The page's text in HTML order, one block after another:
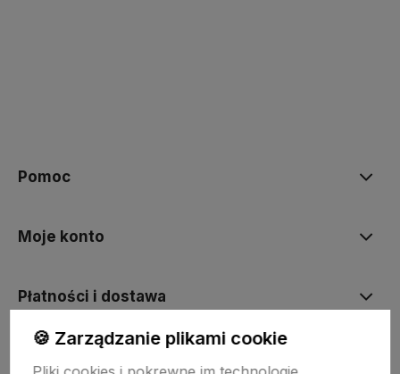
Pomoc
Moje konto
Płatności i dostawa
🍪 Zarządzanie plikami cookie